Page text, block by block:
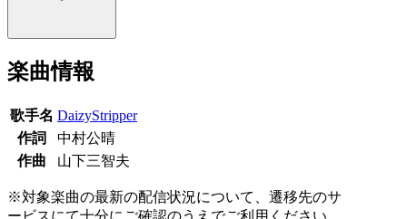
楽曲情報
歌手名 DaizyStripper
作詞
中村公晴
作曲
山下三智夫
※対象楽曲の最新の配信状況について、遷移先のサ
ービスにて十分にご確認のうえでご利用ください。